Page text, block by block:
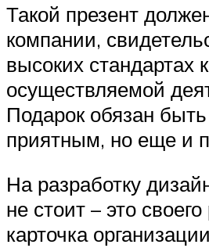
Такой презент
компании,
высоких стандартах
осуществляемой
Подарок обязан
приятным, но еще и
На разработку
не стоит – это
карточка